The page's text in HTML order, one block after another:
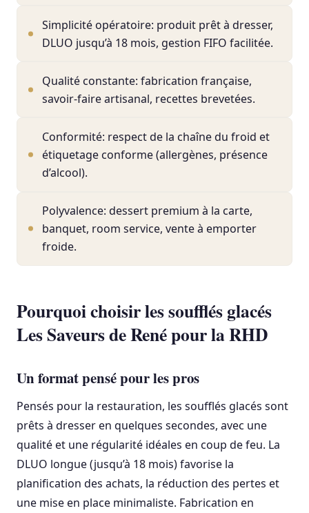
Simplicité opératoire: produit prêt à dresser,
DLUO jusqu’à 18 mois, gestion FIFO facilitée.
Qualité constante: fabrication française,
savoir-faire artisanal, recettes brevetées.
Conformité: respect de la chaîne du froid et
étiquetage conforme (allergènes, présence
d’alcool).
Polyvalence: dessert premium à la carte,
banquet, room service, vente à emporter
froide.
Pourquoi choisir les soufflés glacés
Les Saveurs de René pour la RHD
Un format pensé pour les pros
Pensés pour la restauration, les soufflés glacés sont
prêts à dresser en quelques secondes, avec une
qualité et une régularité idéales en coup de feu. La
DLUO longue (jusqu’à 18 mois) favorise la
planification des achats, la réduction des pertes et
une mise en place minimaliste. Fabrication en